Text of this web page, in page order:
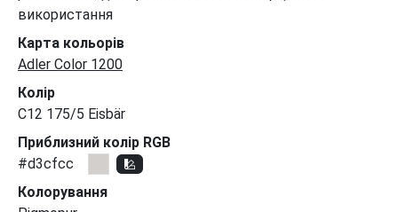
використання
Карта кольорів
Adler Color 1200
Колір
C12 175/5 Eisbär
Приблизний колір RGB
#d3cfcc
Колорування